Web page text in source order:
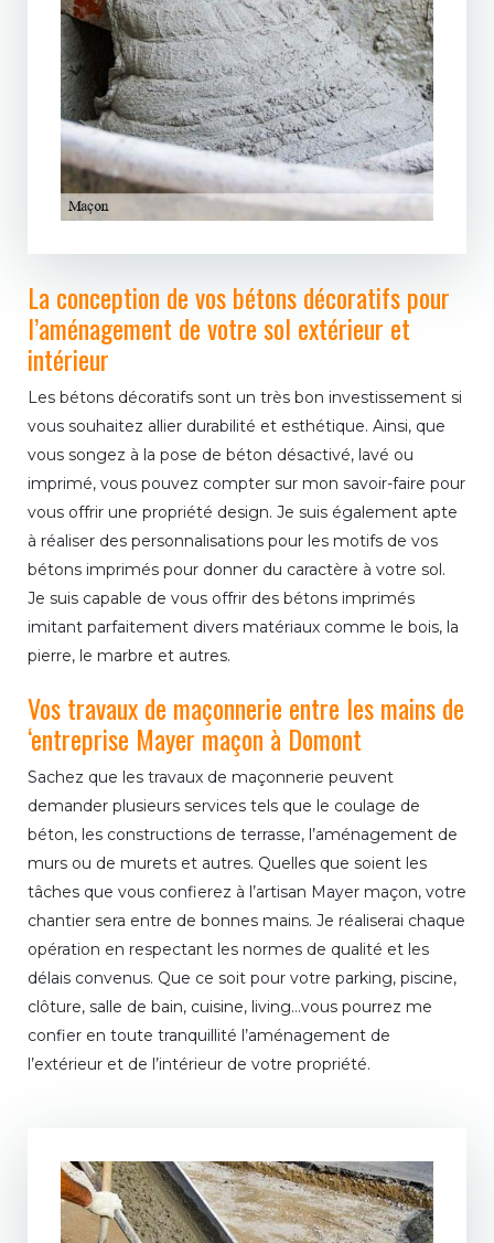
La conception de vos bétons décoratifs pour
l’aménagement de votre sol extérieur et
intérieur
Les bétons décoratifs sont un très bon investissement si
vous souhaitez allier durabilité et esthétique. Ainsi, que
vous songez à la pose de béton désactivé, lavé ou
imprimé, vous pouvez compter sur mon savoir-faire pour
vous offrir une propriété design. Je suis également apte
à réaliser des personnalisations pour les motifs de vos
bétons imprimés pour donner du caractère à votre sol.
Je suis capable de vous offrir des bétons imprimés
imitant parfaitement divers matériaux comme le bois, la
pierre, le marbre et autres.
Vos travaux de maçonnerie entre les mains de
‘entreprise Mayer maçon à Domont
Sachez que les travaux de maçonnerie peuvent
demander plusieurs services tels que le coulage de
béton, les constructions de terrasse, l’aménagement de
murs ou de murets et autres. Quelles que soient les
tâches que vous confierez à l’artisan Mayer maçon, votre
chantier sera entre de bonnes mains. Je réaliserai chaque
opération en respectant les normes de qualité et les
délais convenus. Que ce soit pour votre parking, piscine,
clôture, salle de bain, cuisine, living…vous pourrez me
confier en toute tranquillité l’aménagement de
l’extérieur et de l’intérieur de votre propriété.